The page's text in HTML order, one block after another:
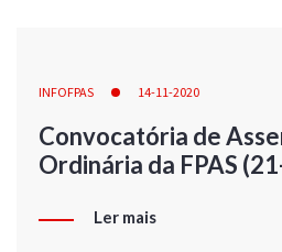
INFOFPAS 14-11-2020
Convocatória de
Ordinária da FPAS
Ler mais